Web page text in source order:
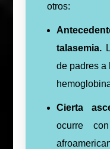
otros:
talasemia.
de padres a
Cierta
ocurre